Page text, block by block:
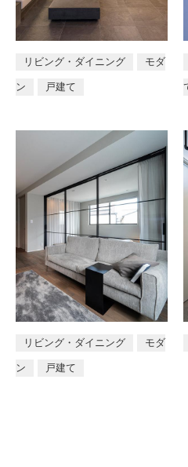
リビング・ダイニング モダ
ン 戸建て
リビング・ダイニング モダ
ン 戸建て